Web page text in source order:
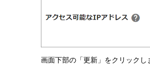
画面下部の「更新」をクリックし